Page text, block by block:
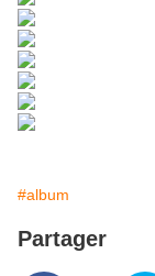
#album
Partager